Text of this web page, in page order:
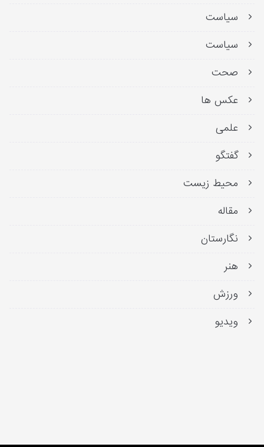
سیاست
سیاست
صحت
عکس ها
علمی
گفتگو
محیط زیست
مقاله
نگارستان
هنر
ورزش
ویدیو